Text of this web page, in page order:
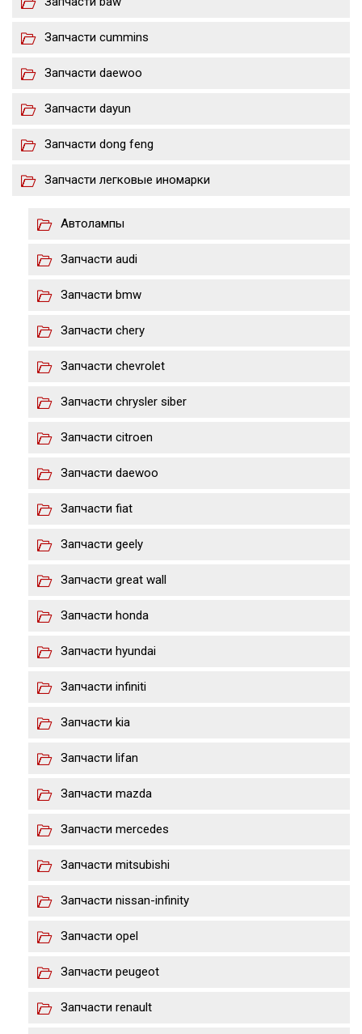
Запчасти cummins
Запчасти daewoo
Запчасти dayun
Запчасти dong feng
Запчасти легковые иномарки
Автолампы
Запчасти audi
Запчасти bmw
Запчасти chery
Запчасти chevrolet
Запчасти chrysler siber
Запчасти citroen
Запчасти daewoo
Запчасти fiat
Запчасти geely
Запчасти great wall
Запчасти honda
Запчасти hyundai
Запчасти infiniti
Запчасти kia
Запчасти lifan
Запчасти mazda
Запчасти merсedes
Запчасти mitsubishi
Запчасти nissan-infinity
Запчасти opel
Запчасти peugeot
Запчасти renault